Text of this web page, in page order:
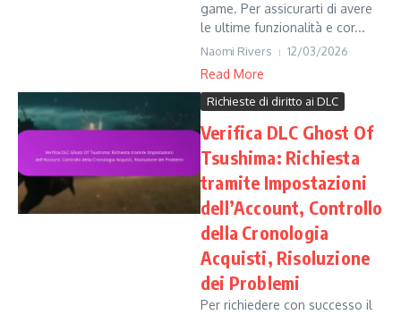
game. Per assicurarti di avere
le ultime funzionalità e cor...
Naomi Rivers 12/03/2026
Read More
Richieste di diritto ai DLC
Verifica DLC Ghost Of
Tsushima: Richiesta
tramite Impostazioni
dell’Account, Controllo
della Cronologia
Acquisti, Risoluzione
dei Problemi
Per richiedere con successo il